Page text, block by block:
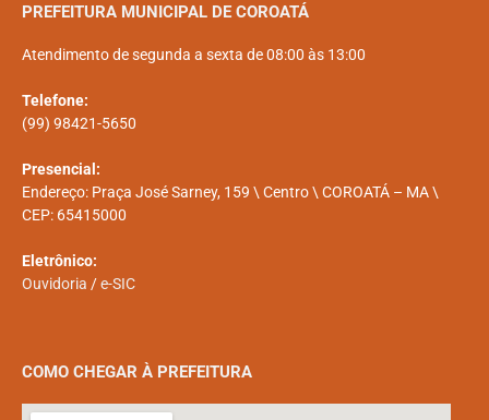
PREFEITURA MUNICIPAL DE COROATÁ
Atendimento de segunda a sexta de 08:00 às 13:00
Telefone:
(99) 98421-5650
Presencial:
Endereço: Praça José Sarney, 159 \ Centro \ COROATÁ – MA \
CEP: 65415000
Eletrônico:
Ouvidoria /e-SIC
COMO CHEGAR À PREFEITURA